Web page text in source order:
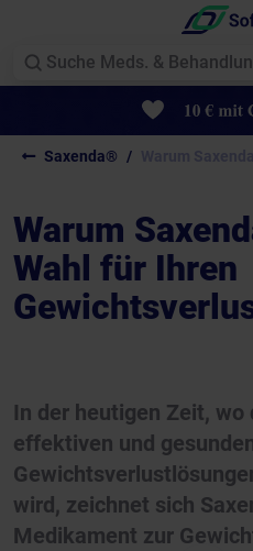
Saxenda®
Warum
Wahl für Ihren
In der heutigen Zeit, wo
effektiven und
wird, zeichnet sich
Medikament zur